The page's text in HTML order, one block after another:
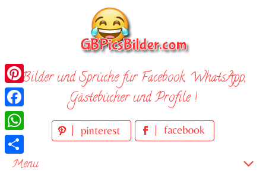
Bilder und Sprüche für Facebook, WhatsApp,
Gästebücher und Profile !
Menu
Pinterest
Facebook
WhatsApp
Teilen